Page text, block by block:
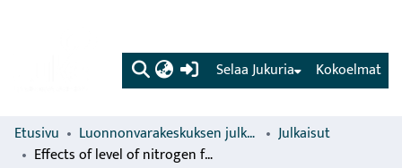
(current) Kokoelmat
Selaa Jukuria
Etusivu Luonnonvarakeskuksen julkaisut
Julkaisut
Effects of level of nitrogen fertilizer application and various nitrogenous supplements on milk production and nitrogen utilization of dairy cows given grass silage-based diets